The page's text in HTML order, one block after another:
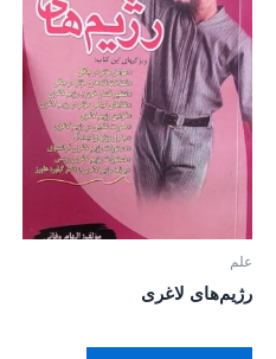
علم
رژیم‌های لاغری